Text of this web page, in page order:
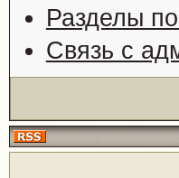
Разделы
Связь с